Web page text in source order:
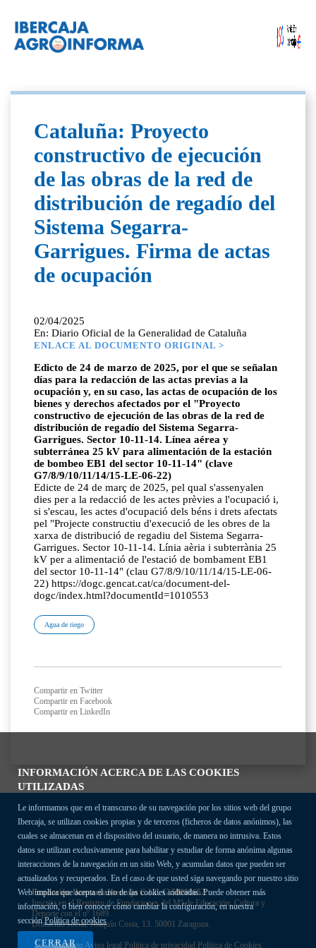
INFORMACIÓN ACERCA DE LAS COOKIES
UTILIZADAS
Le informamos que en el transcurso de su navegación por los sitios web del grupo
Ibercaja, se utilizan cookies propias y de terceros (ficheros de datos anónimos), las
cuales se almacenan en el dispositivo del usuario, de manera no intrusiva. Estos
datos se utilizan exclusivamente para habilitar y estudiar de forma anónima algunas
interacciones de la navegación en un sitio Web, y acumulan datos que pueden ser
actualizados y recuperados. En el caso de que usted siga navegando por nuestro sitio
Web implica que acepta el uso de las cookies indicadas. Puede obtener más
información, o bien conocer cómo cambiar la configuración, en nuestra
secciónPolítica de cookies
CERRAR
Cataluña: Proyecto
constructivo de ejecución
de las obras de la red de
distribución de regadío del
Sistema Segarra-
Garrigues. Firma de actas
de ocupación
02/04/2025
En: Diario Oficial de la Generalidad de Cataluña
ENLACE AL DOCUMENTO ORIGINAL >
Edicto de 24 de marzo de 2025, por el que se señalan
días para la redacción de las actas previas a la
ocupación y, en su caso, las actas de ocupación de los
bienes y derechos afectados por el "Proyecto
constructivo de ejecución de las obras de la red de
distribución de regadío del Sistema Segarra-
Garrigues. Sector 10-11-14. Línea aérea y
subterránea 25 kV para alimentación de la estación
de bombeo EB1 del sector 10-11-14" (clave
G7/8/9/10/11/14/15-LE-06-22)
Edicte de 24 de març de 2025, pel qual s'assenyalen
dies per a la redacció de les actes prèvies a l'ocupació i,
si s'escau, les actes d'ocupació dels béns i drets afectats
pel "Projecte constructiu d'execució de les obres de la
xarxa de distribució de regadiu del Sistema Segarra-
Garrigues. Sector 10-11-14. Línia aèria i subterrània 25
kV per a alimentació de l'estació de bombament EB1
del sector 10-11-14" (clau G7/8/9/10/11/14/15-LE-06-
22) https://dogc.gencat.cat/ca/document-del-
dogc/index.html?documentId=1010553
Agua de riego
Compartir en Twitter
Compartir en Facebook
Compartir en LinkedIn
Fundación Bancaria Ibercaja C.I.F. G-50000652.
Inscrita en el Registro de Fundaciones del Mº de Educación, Cultura y
Deporte con el nº 1689.
Domicilio social: Joaquín Costa, 13. 50001 Zaragoza.
ContactoAviso legal Política de privacidad Política de Cookies